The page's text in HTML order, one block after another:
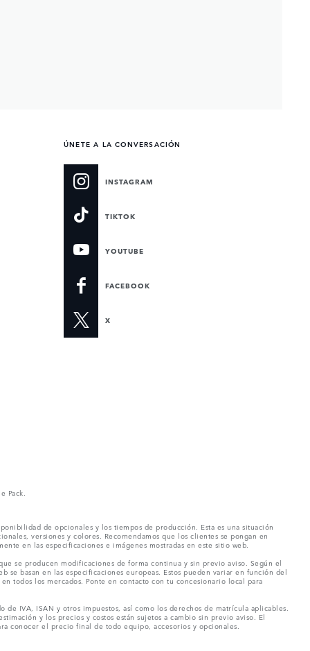
ÚNETE A LA CONVERSACIÓN
INSTAGRAM
TIKTOK
YOUTUBE
FACEBOOK
X
Pack.
de opcionales y los tiempos de producción. Esta es una situación
versiones y colores. Recomendamos que los clientes se pongan en
en las especificaciones e imágenes mostradas en este sitio web.
se producen modificaciones de forma continua y sin previo aviso. Según el
basan en las especificaciones europeas. Estos pueden variar en función del
todos los mercados. Ponte en contacto con tu concesionario local para
IVA, ISAN y otros impuestos, así como los derechos de matrícula aplicables.
y los precios y costos están sujetos a cambio sin previo aviso. El
conocer el precio final de todo equipo, accesorios y opcionales.